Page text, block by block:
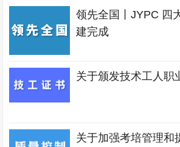
领先全国丨JYPC 四
建完成
关于颁发技术工人职
关于加强考培管理和